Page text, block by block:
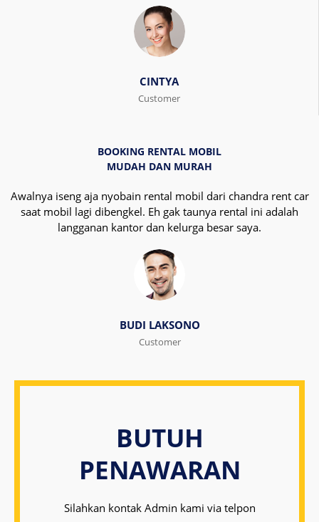
CINTYA
Customer
BOOKING RENTAL MOBIL
MUDAH DAN MURAH
Awalnya iseng aja nyobain rental mobil dari chandra rent car
saat mobil lagi dibengkel. Eh gak taunya rental ini adalah
langganan kantor dan kelurga besar saya.
BUDI LAKSONO
Customer
BUTUH
PENAWARAN
Silahkan kontak Admin kami via telpon